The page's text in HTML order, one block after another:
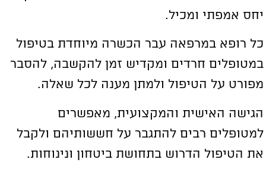
אמפתי ומכיל.
רופא במרפאה עבר הכשרה מיוחדת בטיפול
חרדים ומקדיש זמן להקשבה, להסבר
על הטיפול ולמתן מענה לכל שאלה.
האישית והמקצועית, מאפשרים
רבים להתגבר על חששותיהם ולקבל
הטיפול הדרוש בתחושת ביטחון ונינוחות.